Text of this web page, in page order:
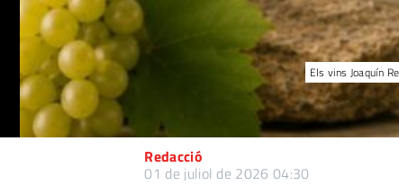
Els vins Joaquín
Redacció
01 de juliol de 2026 04:30